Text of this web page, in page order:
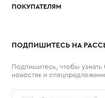
ПОКУПАТЕЛЯМ
ПОДПИШИТЕСЬ НА
Подпишитесь, чтобы
новостях и